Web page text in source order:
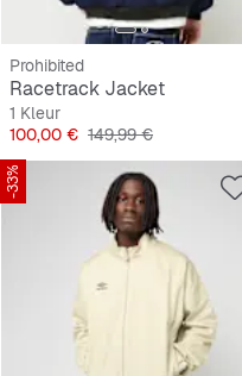
Prohibited
Racetrack Jacket
1 Kleur
Prijs
100,00 € Originele Prijs
149,99 €
-33%